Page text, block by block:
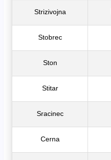
Strizivojna
Stobrec
Ston
Stitar
Sracinec
Cerna